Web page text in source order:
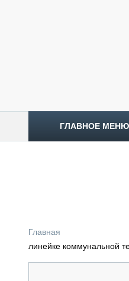
ГЛАВНОЕ МЕНЮ
ОБЗОР РЫНКА
Главная
линейке коммунальной